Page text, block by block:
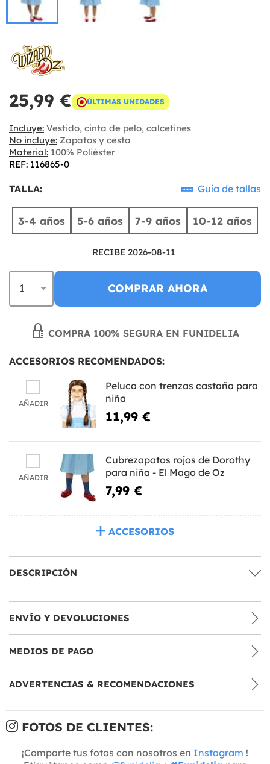
25,99 € ÚLTIMAS UNIDADES
Incluye: Vestido, cinta de pelo, calcetines
No incluye: Zapatos y cesta
Material: 100% Poliéster
REF: 116865-0
TALLA: Guía de tallas
3-4 años 5-6 años 7-9 años 10-12 años
RECIBE 2026-08-11
COMPRAR AHORA
COMPRA 100% SEGURA EN FUNIDELIA
ACCESORIOS RECOMENDADOS:
AÑADIR
Peluca con trenzas castaña para
niña
11,99 €
AÑADIR
Cubrezapatos rojos de Dorothy
para niña - El Mago de Oz
7,99 €
ACCESORIOS
DESCRIPCIÓN
ENVÍO Y DEVOLUCIONES
MEDIOS DE PAGO
ADVERTENCIAS & RECOMENDACIONES
FOTOS DE CLIENTES:
¡Comparte tus fotos con nosotros en Instagram !